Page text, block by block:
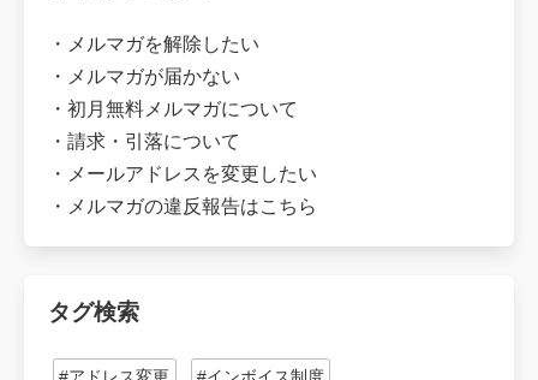
・ メルマガを解除したい
・ メルマガが届かない
・ 初月無料メルマガについて
・ 請求・引落について
・ メールアドレスを変更したい
・ メルマガの違反報告はこちら
タグ検索